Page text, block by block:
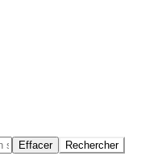
Effacer Rechercher